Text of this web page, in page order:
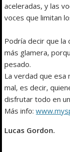
aceleradas, y las
voces que limitan
Podría decir que la
más glamera,
pesado.
La verdad que esa
mal, es decir,
disfrutar todo en
Más info:
Lucas Gordon.